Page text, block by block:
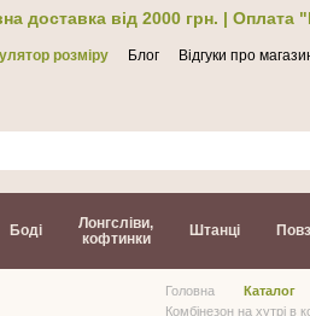
доставка від 2000 грн. | Оплата
розміру Блог Відгуки про
Боді
Лонгсліви,
кофтинки
Штанці
Головна Каталог
Комбінезон на хутрі в